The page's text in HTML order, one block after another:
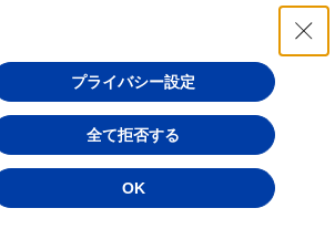
プライバシー設定
全て拒否する
OK